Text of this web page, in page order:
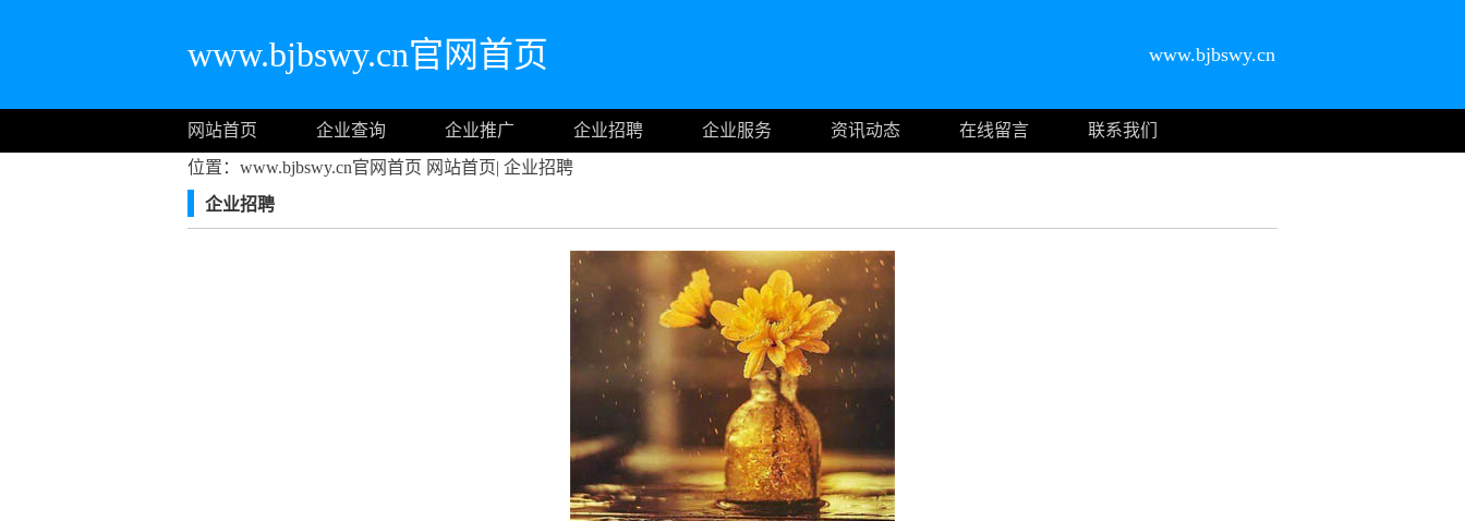
www.bjbswy.cn官网首页 www.bjbswy.cn
网站首页 企业查询 企业推广 企业招聘 企业服务 资讯动态 在线留言
联系我们
位置：www.bjbswy.cn官网首页 网站首页| 企业招聘
企业招聘